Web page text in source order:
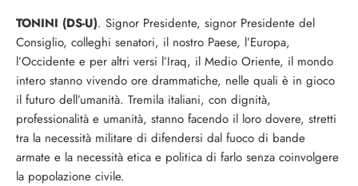
TONINI (DS-U). Signor Presidente, signor Presidente del
Consiglio, colleghi senatori, il nostro Paese, l’Europa,
l’Occidente e per altri versi l’Iraq, il Medio Oriente, il mondo
intero stanno vivendo ore drammatiche, nelle quali è in gioco
il futuro dell’umanità. Tremila italiani, con dignità,
professionalità e umanità, stanno facendo il loro dovere, stretti
tra la necessità militare di difendersi dal fuoco di bande
armate e la necessità etica e politica di farlo senza coinvolgere
la popolazione civile.